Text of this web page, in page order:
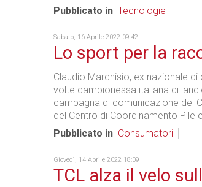
Pubblicato in Tecnologie
Sabato, 16 Aprile 2022 09:42
Lo sport per la
Claudio Marchisio, ex nazionale
volte campionessa italiana di
campagna di comunicazione del
del Centro di Coordinamento Pile
Pubblicato in Consumatori
Giovedì, 14 Aprile 2022 18:09
TCL alza il velo